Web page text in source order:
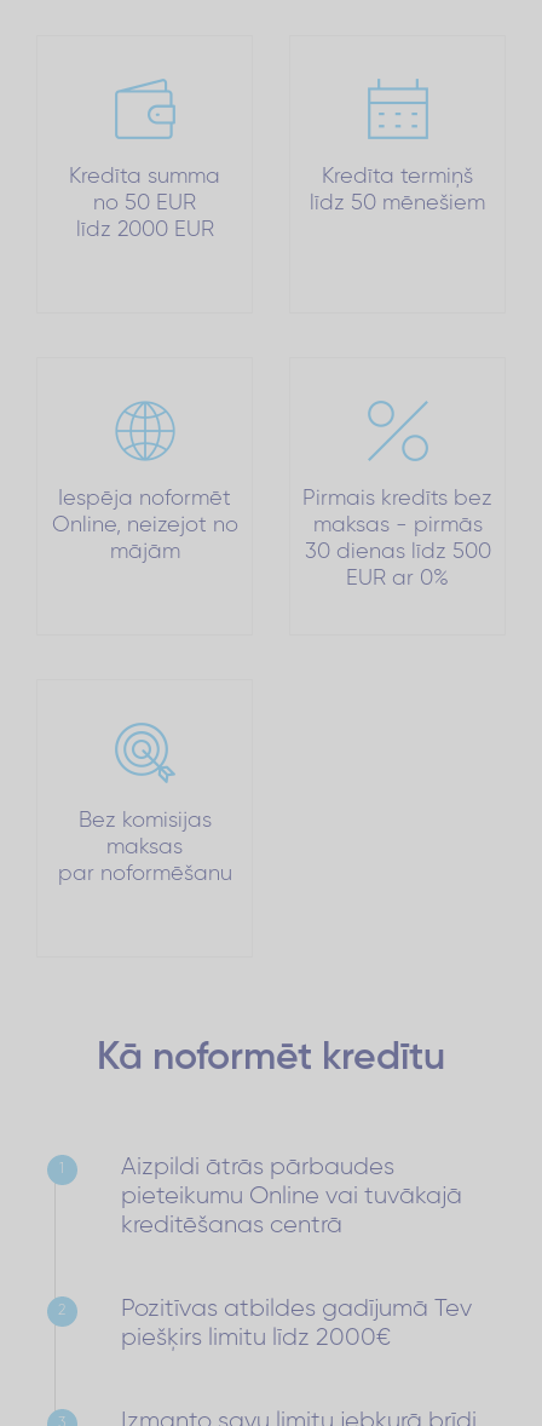
Kredīta summa
no 50 EUR
līdz 2000 EUR
Kredīta termiņš
līdz 50 mēnešiem
Iespēja noformēt
Online, neizejot no
mājām
Pirmais kredīts bez
maksas - pirmās
30 dienas līdz 500
EUR ar 0%
Bez komisijas
maksas
par noformēšanu
Kā noformēt kredītu
Aizpildi ātrās pārbaudes
pieteikumu Online vai tuvākajā
kreditēšanas centrā
2
Pozitīvas atbildes gadījumā Tev
piešķirs limitu līdz 2000€
Izmanto savu limitu jebkurā brīdi,